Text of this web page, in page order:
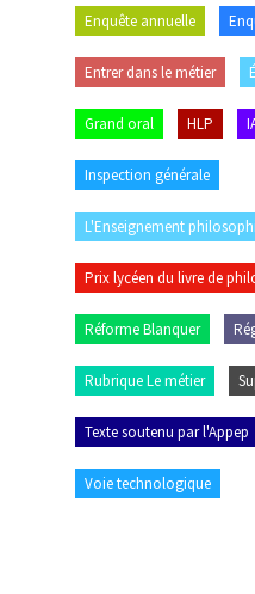
Enquête annuelle
Entrer dans le métier
Grand oral HLP
Inspection générale
L'Enseignement
Prix lycéen du livre de
Réforme Blanquer
Rubrique Le métier
Texte soutenu par l'Appep
Voie technologique